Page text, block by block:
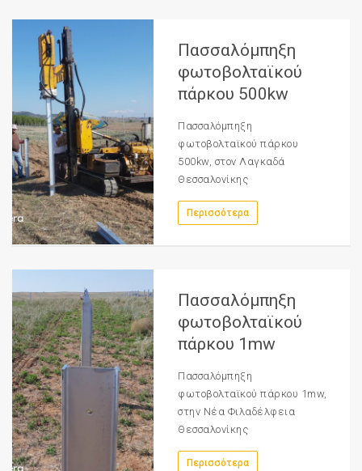
Πασσαλόμπηξη
φωτοβολταϊκού
πάρκου 500kw
Πασσαλόμπηξη
φωτοβολταϊκού πάρκου
500kw, στον Λαγκαδά
Θεσσαλονίκης
Περισσότερα
Πασσαλόμπηξη
φωτοβολταϊκού
πάρκου 1mw
Πασσαλόμπηξη
φωτοβολταϊκού πάρκου 1mw,
στην Νέα Φιλαδέλφεια
Θεσσαλονίκης
Περισσότερα